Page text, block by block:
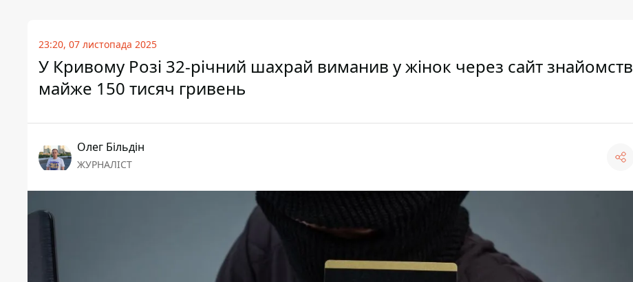
23:20, 07 листопада 2025
У Кривому Розі 32-річний шахрай виманив у жінок через сайт знайомств
майже 150 тисяч гривень
Олег Більдін
ЖУРНАЛІСТ